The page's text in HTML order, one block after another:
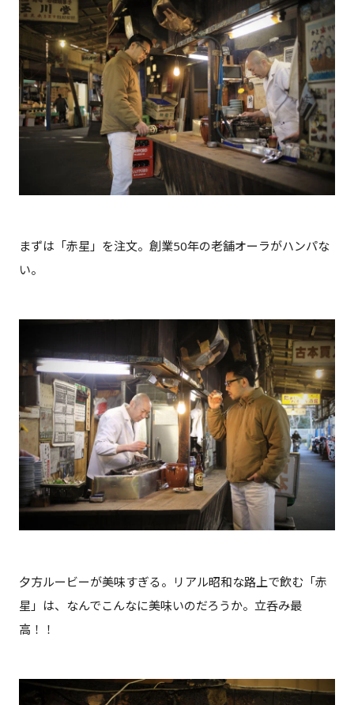
まずは「赤星」を注文。創業50年の老舗オーラがハンパな
い。
夕方ルービーが美味すぎる。リアル昭和な路上で飲む「赤
星」は、なんでこんなに美味いのだろうか。立呑み最
高！！